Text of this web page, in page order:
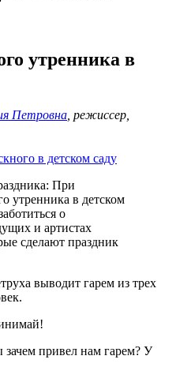
утренника в
Петровна , режиссер,
в детском саду
При
утренника в детском
о
и артистах
сделают праздник
выводит гарем из трех
привел нам гарем? У